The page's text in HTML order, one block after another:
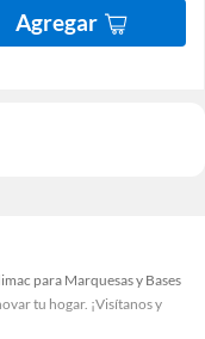
Agregar
para Marquesas y Bases
tu hogar. ¡Visítanos y